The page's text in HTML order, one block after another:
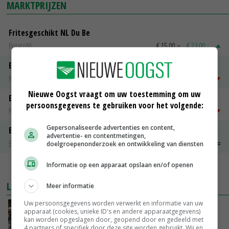
MARKTPRIJZEN
Fritesgeschikt NL Du Be
PotatoNL
€ 15,00~ € 23,00
Emmeloord Tarwe
Noteringen
€ 205,00
Emmeloord Schaaltjespeen
Noteringen
€ 5,00~ € 20,00
Bintje A 28/35
Bintje Info
€ 48,00~ € 52,00
MEER MARKTPRIJZEN
LAATSTE NIEUWS
Na jarenlang meten willen Zuid-Hollandse
boeren nu erkenning
Nieuwe Oogst vraagt om uw toestemming om uw
persoonsgegevens te gebruiken voor het volgende:
Gepersonaliseerde advertenties en content,
advertentie- en contentmetingen,
doelgroepenonderzoek en ontwikkeling van diensten
Informatie op een apparaat opslaan en/of openen
Meer informatie
Uw persoonsgegevens worden verwerkt en informatie van uw
apparaat (cookies, unieke ID's en andere apparaatgegevens)
kan worden opgeslagen door, geopend door en gedeeld met